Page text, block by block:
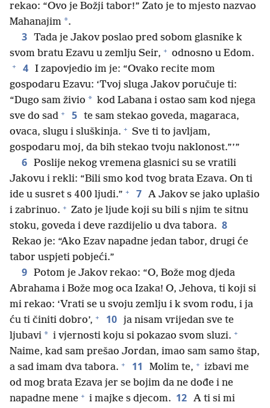
rekao: “Ovo je Božji tabor!” Zato je to mjesto nazvao
Mahanajim *.
3 Tada je Jakov poslao pred sobom glasnike k
svom bratu Ezavu u zemlju Seir, + odnosno u Edom.
+ 4 I zapovjedio im je: “Ovako recite mom
gospodaru Ezavu: ‘Tvoj sluga Jakov poručuje ti:
“Dugo sam živio * kod Labana i ostao sam kod njega
sve do sad + 5 te sam stekao goveda, magaraca,
ovaca, slugu i sluškinja. + Sve ti to javljam,
gospodaru moj, da bih stekao tvoju naklonost.”’”
6 Poslije nekog vremena glasnici su se vratili
Jakovu i rekli: “Bili smo kod tvog brata Ezava. On ti
ide u susret s 400 ljudi.” + 7 A Jakov se jako uplašio
i zabrinuo. + Zato je ljude koji su bili s njim te sitnu
stoku, goveda i deve razdijelio u dva tabora. 8
Rekao je: “Ako Ezav napadne jedan tabor, drugi će
tabor uspjeti pobjeći.”
9 Potom je Jakov rekao: “O, Bože mog djeda
Abrahama i Bože mog oca Izaka! O, Jehova, ti koji si
mi rekao: ‘Vrati se u svoju zemlju i k svom rodu, i ja
ću ti činiti dobro’, + 10 ja nisam vrijedan sve te
ljubavi * i vjernosti koju si pokazao svom sluzi. +
Naime, kad sam prešao Jordan, imao sam samo štap,
a sad imam dva tabora. + 11 Molim te, + izbavi me
od mog brata Ezava jer se bojim da ne dođe i ne
napadne mene + i majke s djecom. 12 A ti si mi